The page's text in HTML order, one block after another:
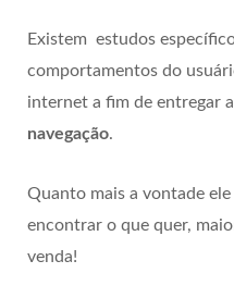
Existem estudos
comportamentos do
internet a fim de entregar a
navegação.
Quanto mais a vontade
encontrar o que quer,
venda!